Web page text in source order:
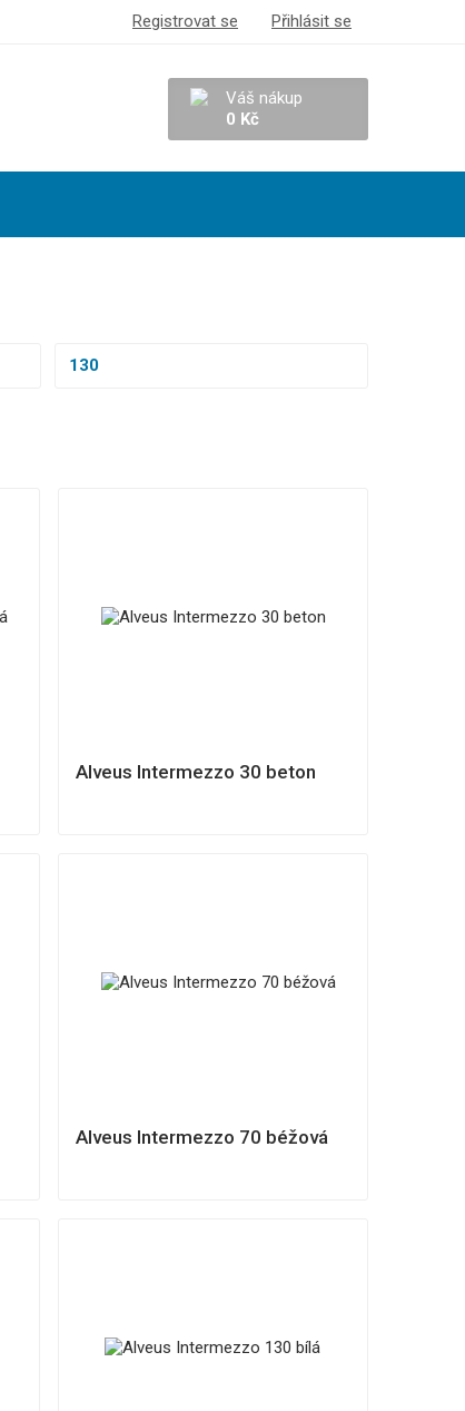
Registrovat se Přihlásit se
Váš nákup
0 Kč
130
Alveus Intermezzo 30 beton
Alveus Intermezzo 70 béžová